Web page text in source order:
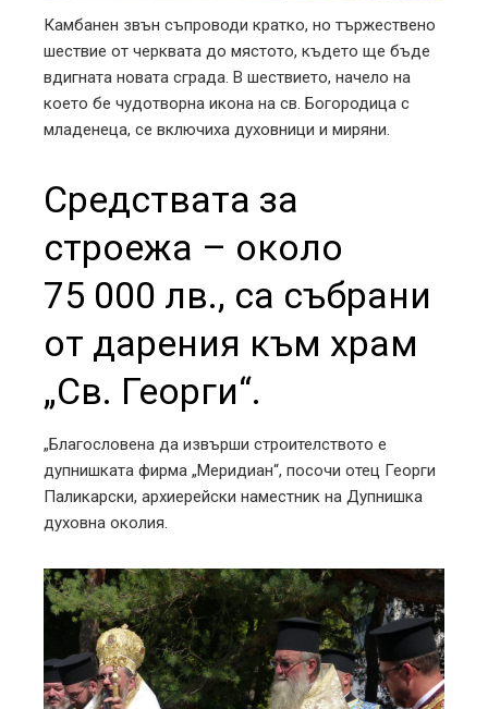
Камбанен звън съпроводи кратко, но тържествено
шествие от черквата до мястото, където ще бъде
вдигната новата сграда. В шествието, начело на
което бе чудотворна икона на св. Богородица с
младенеца, се включиха духовници и миряни.
Средствата за
строежа – около
75 000 лв., са събрани
от дарения към храм
„Св. Георги“.
„Благословена да извърши строителството е
дупнишката фирма „Меридиан“, посочи отец Георги
Паликарски, архиерейски наместник на Дупнишка
духовна околия.